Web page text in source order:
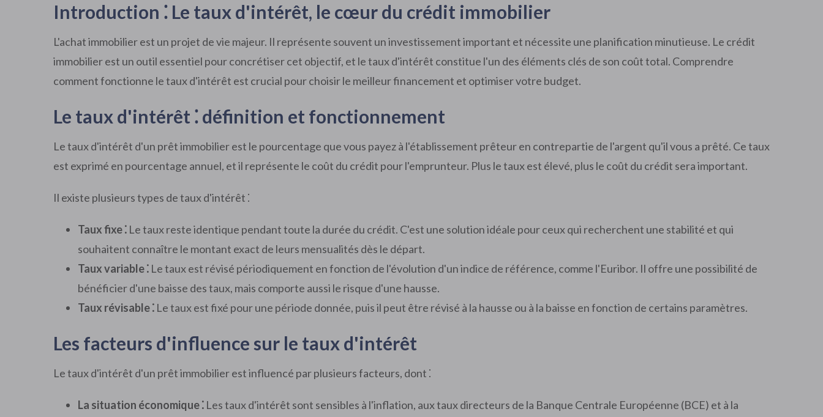
Introduction ⁚ Le taux d'intérêt, le cœur du crédit immobilier
L'achat immobilier est un projet de vie majeur. Il représente souvent un investissement important et nécessite une planification minutieuse. Le crédit
immobilier est un outil essentiel pour concrétiser cet objectif, et le taux d'intérêt constitue l'un des éléments clés de son coût total. Comprendre
comment fonctionne le taux d'intérêt est crucial pour choisir le meilleur financement et optimiser votre budget.
Le taux d'intérêt ⁚ définition et fonctionnement
Le taux d'intérêt d'un prêt immobilier est le pourcentage que vous payez à l'établissement prêteur en contrepartie de l'argent qu'il vous a prêté. Ce taux
est exprimé en pourcentage annuel, et il représente le coût du crédit pour l'emprunteur. Plus le taux est élevé, plus le coût du crédit sera important.
Il existe plusieurs types de taux d'intérêt ⁚
Taux fixe ⁚ Le taux reste identique pendant toute la durée du crédit. C'est une solution idéale pour ceux qui recherchent une stabilité et qui
souhaitent connaître le montant exact de leurs mensualités dès le départ.
Taux variable ⁚ Le taux est révisé périodiquement en fonction de l'évolution d'un indice de référence, comme l'Euribor. Il offre une possibilité de
bénéficier d'une baisse des taux, mais comporte aussi le risque d'une hausse.
Taux révisable ⁚ Le taux est fixé pour une période donnée, puis il peut être révisé à la hausse ou à la baisse en fonction de certains paramètres.
Les facteurs d'influence sur le taux d'intérêt
Le taux d'intérêt d'un prêt immobilier est influencé par plusieurs facteurs, dont ⁚
La situation économique ⁚ Les taux d'intérêt sont sensibles à l'inflation, aux taux directeurs de la Banque Centrale Européenne (BCE) et à la